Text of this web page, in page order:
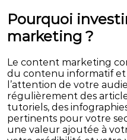
Pourquoi
marketing ?
Le content marketing
du contenu informatif
l’attention de votre
régulièrement des
tutoriels, des
pertinents pour votre
une valeur ajoutée à